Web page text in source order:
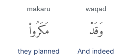
waqad
وَقَدْ
And indeed
makarū
مَكَرُوا۟
they planned